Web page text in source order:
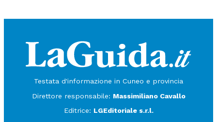
Testata d'informazione in Cuneo e provincia
Direttore responsabile: Massimiliano Cavallo
Editrice: LGEditoriale s.r.l.